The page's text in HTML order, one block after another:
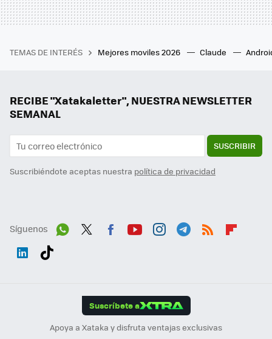
TEMAS DE INTERÉS Mejores moviles 2026 Claude
RECIBE "Xatakaletter", NUESTRA NEWSLETTER
SEMANAL
SUSCRIBIR
Suscribiéndote aceptas nuestra política de privacidad
Síguenos
Suscríbete a
Apoya a Xataka y disfruta ventajas exclusivas